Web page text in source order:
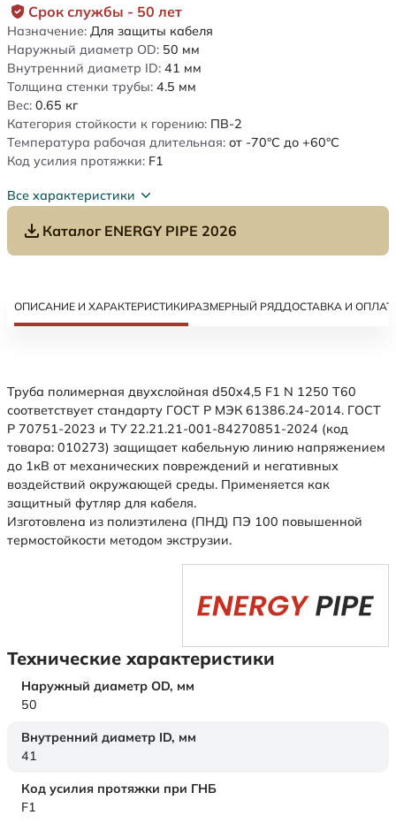
Срок службы - 50 лет
Назначение: Для защиты кабеля
Наружный диаметр OD: 50 мм
Внутренний диаметр ID: 41 мм
Толщина стенки трубы: 4.5 мм
Вес: 0.65 кг
Категория стойкости к горению: ПВ-2
Температура рабочая длительная: от -70°C до +60°C
Код усилия протяжки: F1
Все характеристики
Каталог ENERGY PIPE 2026
ОПИСАНИЕ И ХАРАКТЕРИСТИКИРАЗМЕРНЫЙ РЯДДОСТАВКА И
Труба полимерная двухслойная d50x4,5 F1 N 1250 Т60
соответствует стандарту ГОСТ Р МЭК 61386.24-2014. ГОСТ
Р 70751-2023 и ТУ 22.21.21-001-84270851-2024 (код
товара: 010273) защищает кабельную линию напряжением
до 1кВ от механических повреждений и негативных
воздействий окружающей среды. Применяется как
защитный футляр для кабеля.
Изготовлена из полиэтилена (ПНД) ПЭ 100 повышенной
термостойкости методом экструзии.
Технические характеристики
Наружный диаметр OD, мм
50
Внутренний диаметр ID, мм
41
Код усилия протяжки при ГНБ
F1